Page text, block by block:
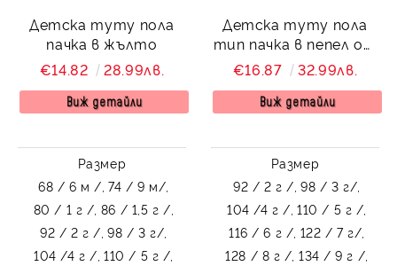
Детска туту пола
пачка в жълто
€14.82
28.99лв.
Виж детайли
Размер
68 / 6 м /, 74 / 9 м/,
80 / 1 г /, 86 / 1,5 г /,
92 / 2 г /, 98 / 3 г/,
104 /4 г /, 110 / 5 г /,
Детска туту пола
тип пачка в пепел от
рози
€16.87 32.99лв.
Виж детайли
Размер
92 / 2 г /, 98 / 3 г/,
104 /4 г /, 110 / 5 г /,
116 / 6 г /, 122 / 7 г/,
128 / 8 г /, 134 / 9 г /,